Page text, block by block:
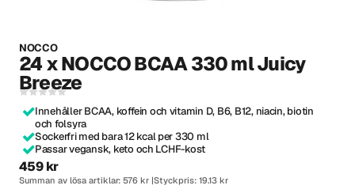
NOCCO
24 x NOCCO BCAA 330 ml Juicy
Breeze
Innehåller BCAA, koffein och vitamin D, B6, B12, niacin, biotin
och folsyra
Sockerfri med bara 12 kcal per 330 ml
Passar vegansk, keto och LCHF-kost
459 kr
Summan av lösa artiklar: 576 kr Styckpris: 19.13 kr